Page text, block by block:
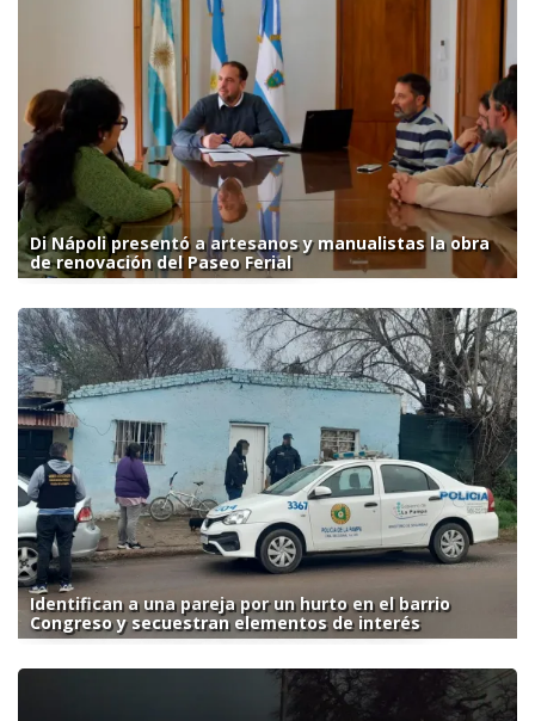
Di Nápoli presentó a artesanos y manualistas la obra
de renovación del Paseo Ferial
Identifican a una pareja por un hurto en el barrio
Congreso y secuestran elementos de interés